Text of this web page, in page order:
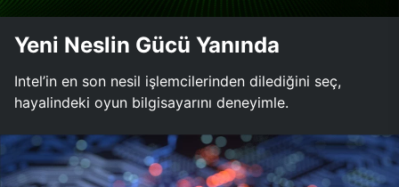
Yeni Neslin Gücü Yanında
Intel’in en son nesil işlemcilerinden dilediğini seç,
hayalindeki oyun bilgisayarını deneyimle.